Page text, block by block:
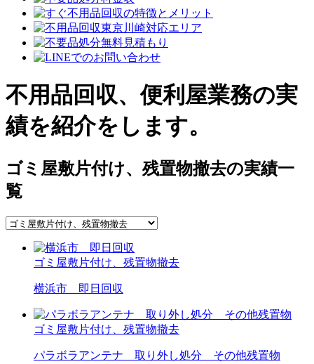
不用品回収、便利屋業務の実
績を紹介をします。
ゴミ屋敷片付け、残置物撤去の実績一
覧
ゴミ屋敷片付け、残置物撤去
横浜市 即日回収
ゴミ屋敷片付け、残置物撤去
パラボラアンテナ 取り外し処分 その他残置物